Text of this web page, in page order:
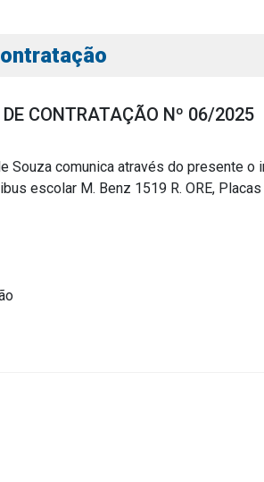
CONTRATAÇÃO Nº 06/2025
comunica através do presente
escolar M. Benz 1519 R. ORE,